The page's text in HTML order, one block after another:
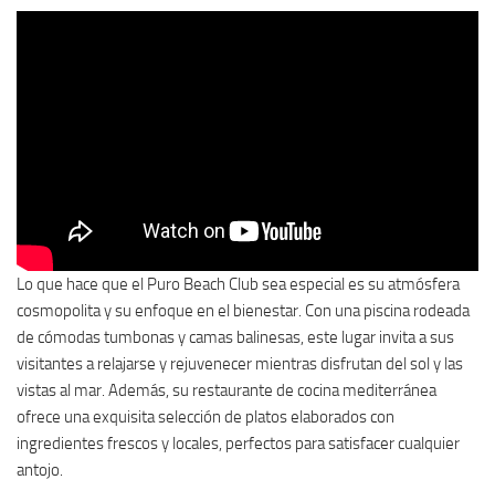
Lo que hace que el Puro Beach Club sea especial es su atmósfera
cosmopolita y su enfoque en el bienestar. Con una piscina rodeada
de cómodas tumbonas y camas balinesas, este lugar invita a sus
visitantes a relajarse y rejuvenecer mientras disfrutan del sol y las
vistas al mar. Además, su restaurante de cocina mediterránea
ofrece una exquisita selección de platos elaborados con
ingredientes frescos y locales, perfectos para satisfacer cualquier
antojo.